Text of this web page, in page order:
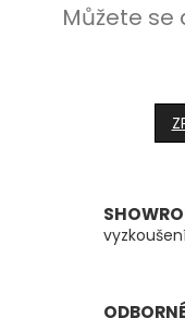
Můžete